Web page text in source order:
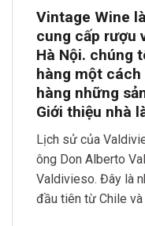
Vintage Wine
cung cấp rượu
Hà Nội. chúng
hàng một
hàng những
Giới thiệu nhà
Lịch sử của
ông Don Alberto
Valdivieso. Đây là
đầu tiên từ Chile và